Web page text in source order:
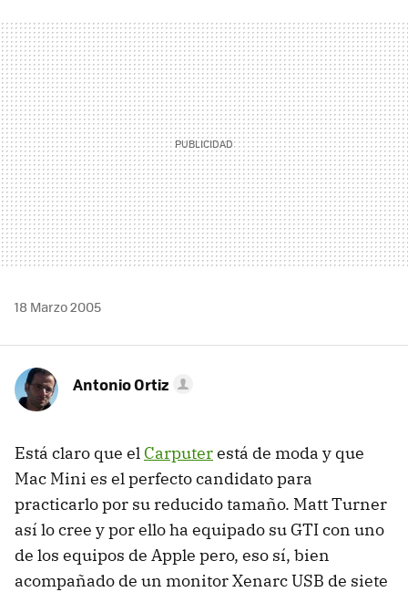
MAIL
18 Marzo 2005
Antonio Ortiz
Está claro que el Carputerestá de moda y que
Mac Mini es el perfecto candidato para
practicarlo por su reducido tamaño. Matt Turner
así lo cree y por ello ha equipado su GTI con uno
de los equipos de Apple pero, eso sí, bien
acompañado de un monitor Xenarc USB de siete